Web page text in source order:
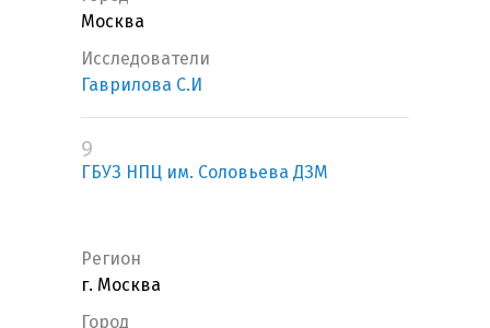
Москва
Исследователи
Гаврилова С.И
9
ГБУЗ НПЦ им. Соловьева ДЗМ
Регион
г. Москва
Город